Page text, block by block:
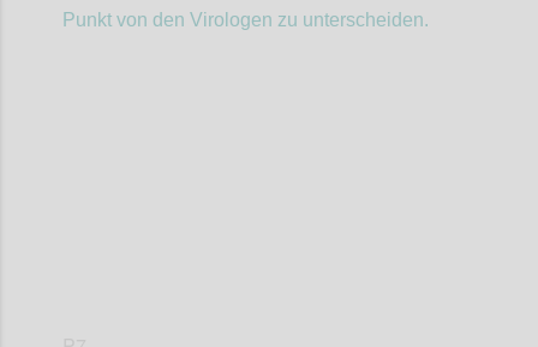
Punkt von den Virologen zu unterscheiden.